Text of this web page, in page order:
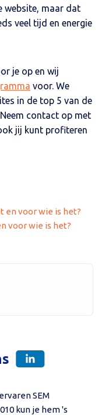
website, maar dat
veel tijd en energie
je op en wij
voor. We
in de top 5 van de
contact op met
jij kunt profiteren
en voor wie is het?
voor wie is het?
SEM
kun je hem 's